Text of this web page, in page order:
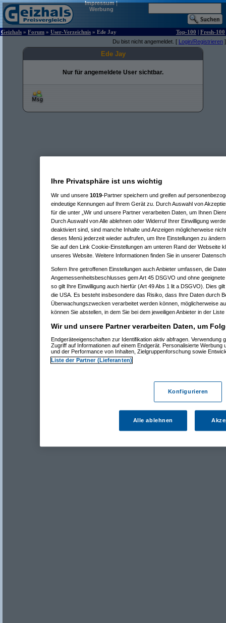
Impressum|
Werbung
Geizhals » Forum » User-Verzeichnis » Ede Jay Top-100 | Fresh-100
Du bist nicht angemeldet. [ Login/Registrieren ]
Ede Jay
Nur für angemeldete User sichtbar.
Ihre Privatsphäre ist uns wichtig
Wir und unsere 1019-Partner speichern und greifen auf
eindeutige Kennungen auf Ihrem Gerät zu. Durch Auswahl von
für die unter „Wir und unsere Partner verarbeiten Daten, um Ihnen
Durch Auswahl von Alle ablehnen oder Widerruf Ihrer Einwilligung
deaktiviert sind, sind manche Inhalte und Anzeigen möglicherweise
dieses Menü jederzeit wieder aufrufen, um Ihre Einstellungen zu
Sie auf den Link Cookie-Einstellungen am unteren Rand der Webseite
unseres Website. Weitere Informationen finden Sie in unserer
Sofern Ihre getroffenen Einstellungen auch Anbieter umfassen, die
Angemessenheitsbeschlusses gem Art 45 DSGVO und ohne
so gilt Ihre Einwilligung auch hierfür (Art 49 Abs 1 lit a DSGVO). Dies
die USA. Es besteht insbesondere das Risiko, dass Ihre Daten durch
Überwachungszwecken verarbeitet werden können, möglicherweise
können Sie abstellen, in dem Sie bei dem jeweiligen Anbieter in der
Wir und unsere Partner verarbeiten Daten, um
Endgeräteeigenschaften zur Identifikation aktiv abfragen. Verwendung
Zugriff auf Informationen auf einem Endgerät. Personalisierte Werbung
und der Performance von Inhalten, Zielgruppenforschung sowie
Liste der Partner (Lieferanten)
Konfigurieren
Alle ablehnen